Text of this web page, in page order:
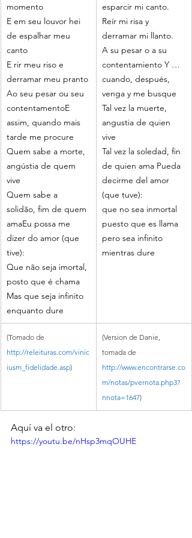
momento
E em seu louvor hei
de espalhar meu
canto
E rir meu riso e
derramar meu pranto
Ao seu pesar ou seu
contentamentoE
assim, quando mais
tarde me procure
Quem sabe a morte,
angústia de quem
vive
Quem sabe a
solidão, fim de quem
amaEu possa me
dizer do amor (que
tive):
Que não seja imortal,
posto que é chama
Mas que seja infinito
enquanto dure
esparcir mi canto.
Reír mi risa y
derramar mi llanto.
A su pesar o a su
contentamiento Y …
cuando, después,
venga y me busque
Tal vez la muerte,
angustia de quien
vive
Tal vez la soledad, fin
de quien ama Pueda
decirme del amor
(que tuve):
que no sea inmortal
puesto que es llama
pero sea infinito
mientras dure
(Tomado de
http://releituras.com/vinic
iusm_fidelidade.asp)
(Version de Danie,
tomada de
http://www.encontrarse.co
m/notas/pvernota.php3?
nnota=1647)
Aquí va el otro:
https://youtu.be/nHsp3mqOUHE